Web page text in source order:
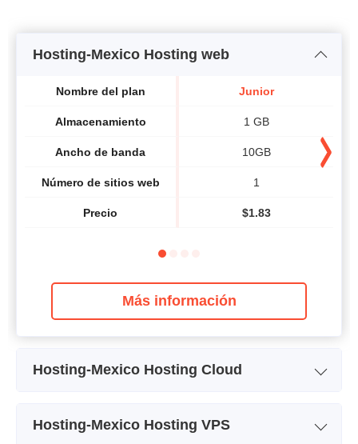
Hosting-Mexico Hosting web
Nombre del plan
Almacenamiento
Ancho de banda
Número de sitios web
Precio
Junior
1 GB
10GB
1
$1.83
Más información
Hosting-Mexico Hosting Cloud
Almacenamiento
Hosting-Mexico Hosting VPS